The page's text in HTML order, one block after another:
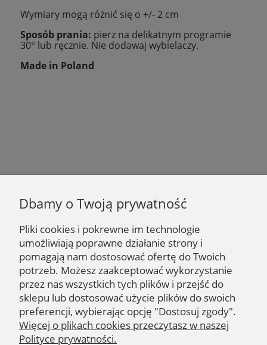
Wymiary mogą różnić się o +/- 2 cm
Sposób prania: pierz na delikatnym programie
30° lub ręcznie. Nie dodawaj wybielaczy.
Made in Poland
Newsletter
Podaj swój adres e-mail, jeżeli chcesz otrzymywać
informacje o nowościach i promocjach.
Zapisz się
NAWIGACJA | NAVIGATION
Dbamy o Twoją prywatność
Pliki cookies i pokrewne im technologie
umożliwiają poprawne działanie strony i
pomagają nam dostosować ofertę do Twoich
potrzeb. Możesz zaakceptować wykorzystanie
przez nas wszystkich tych plików i przejść do
sklepu lub dostosować użycie plików do swoich
preferencji, wybierając opcję "Dostosuj zgody".
Więcej o plikach cookies przeczytasz w naszej
Polityce prywatności.